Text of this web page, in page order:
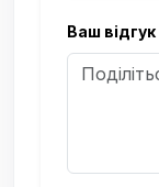
Ваш відгук